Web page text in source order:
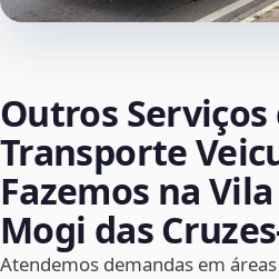
Outros Serviços
Transporte
Fazemos na
Mogi das
Atendemos demandas em